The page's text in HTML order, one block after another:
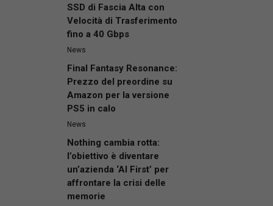
SSD di Fascia Alta con
Velocità di Trasferimento
fino a 40 Gbps
News
Final Fantasy Resonance:
Prezzo del preordine su
Amazon per la versione
PS5 in calo
News
Nothing cambia rotta:
l’obiettivo è diventare
un’azienda ‘AI First’ per
affrontare la crisi delle
memorie